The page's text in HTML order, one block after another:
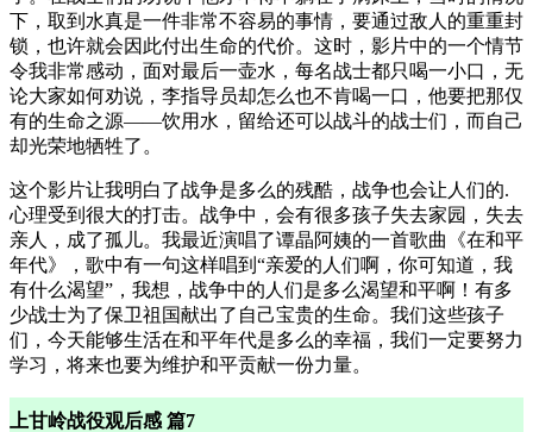
下，取到水真是一件非常不容易的事情，要通过敌人的重重封
锁，也许就会因此付出生命的代价。这时，影片中的一个情节
令我非常感动，面对最后一壶水，每名战士都只喝一小口，无
论大家如何劝说，李指导员却怎么也不肯喝一口，他要把那仅
有的生命之源——饮用水，留给还可以战斗的战士们，而自己
却光荣地牺牲了。
这个影片让我明白了战争是多么的残酷，战争也会让人们的.
心理受到很大的打击。战争中，会有很多孩子失去家园，失去
亲人，成了孤儿。我最近演唱了谭晶阿姨的一首歌曲《在和平
年代》，歌中有一句这样唱到“亲爱的人们啊，你可知道，我
有什么渴望”，我想，战争中的人们是多么渴望和平啊！有多
少战士为了保卫祖国献出了自己宝贵的生命。我们这些孩子
们，今天能够生活在和平年代是多么的幸福，我们一定要努力
学习，将来也要为维护和平贡献一份力量。
上甘岭战役观后感 篇7